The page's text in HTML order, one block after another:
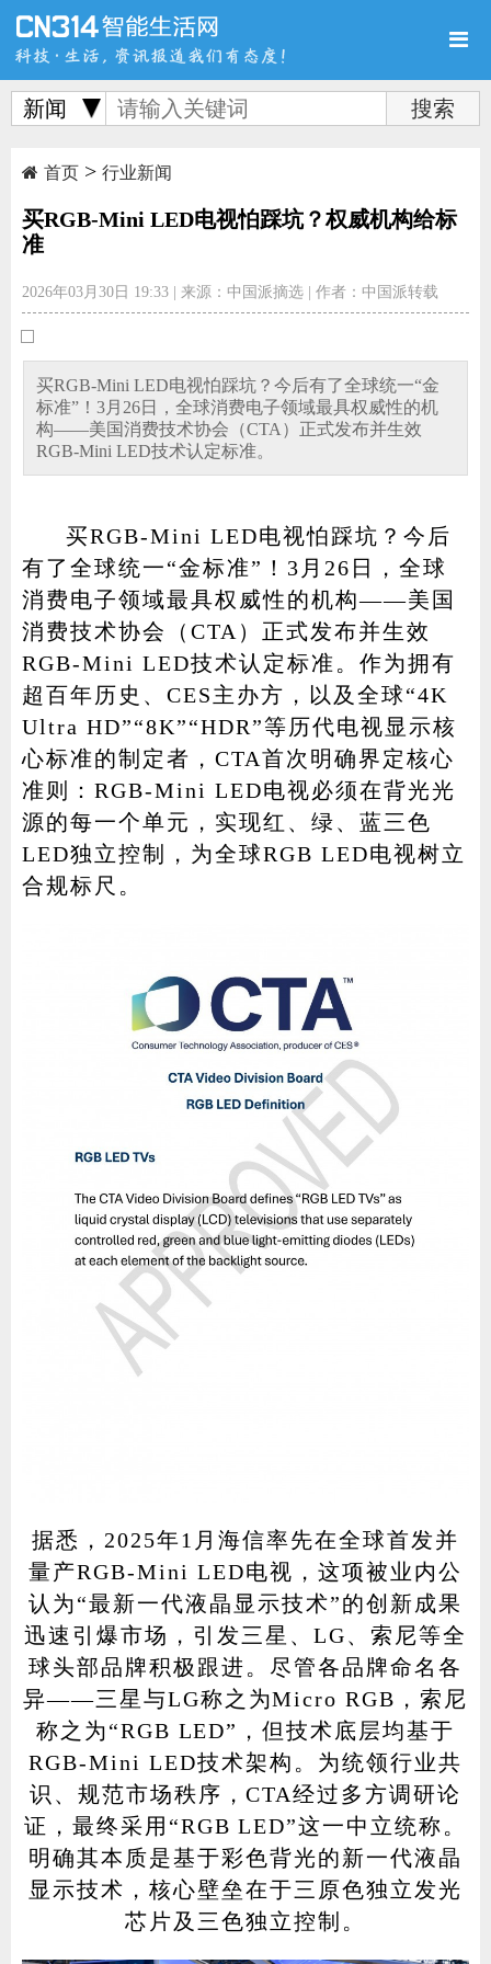
首页
导购 新闻 视频
图赏 游记
家电 技巧 作者
登录 注册
新闻
首页> 行业新闻
买RGB-Mini LED电视怕踩坑？权威机构给标
准
2026年03月30日 19:33| 来源：中国派摘选| 作者：中国派转载
买RGB-Mini LED电视怕踩坑？今后有了全球统一“金
标准”！3月26日，全球消费电子领域最具权威性的机
构——美国消费技术协会（CTA）正式发布并生效
RGB-Mini LED技术认定标准。
买RGB-Mini LED电视怕踩坑？今后
有了全球统一“金标准”！3月26日，全球
消费电子领域最具权威性的机构——美国
消费技术协会（CTA）正式发布并生效
RGB-Mini LED技术认定标准。作为拥有
超百年历史、CES主办方，以及全球“4K
Ultra HD”“8K”“HDR”等历代电视显示核
心标准的制定者，CTA首次明确界定核心
准则：RGB-Mini LED电视必须在背光光
源的每一个单元，实现红、绿、蓝三色
LED独立控制，为全球RGB LED电视树立
合规标尺。
据悉，2025年1月海信率先在全球首发并
量产RGB-Mini LED电视，这项被业内公
认为“最新一代液晶显示技术”的创新成果
迅速引爆市场，引发三星、LG、索尼等全
球头部品牌积极跟进。尽管各品牌命名各
异——三星与LG称之为Micro RGB，索尼
称之为“RGB LED”，但技术底层均基于
RGB-Mini LED技术架构。为统领行业共
识、规范市场秩序，CTA经过多方调研论
证，最终采用“RGB LED”这一中立统称。
明确其本质是基于彩色背光的新一代液晶
显示技术，核心壁垒在于三原色独立发光
芯片及三色独立控制。